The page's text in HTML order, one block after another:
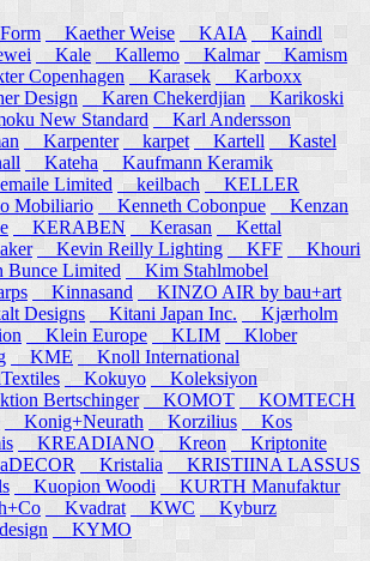
Kaether Weise KAIA
Kaindl
Kale Kallemo Kalmar
Kamism
Copenhagen
Karasek
Karboxx
Design
Karen Chekerdjian
Karikoski
New Standard
Karl Andersson
Karpenter karpet Kartell
Kastel
Kateha
Kaufmann Keramik
Limited keilbach
KELLER
Mobiliario
Kenneth Cobonpue
Kenzan
KERABEN Kerasan
Kettal
Kevin Reilly Lighting KFF
Khouri
Bunce Limited
Kim Stahlmobel
Kinnasand
KINZO AIR by bau+art
Designs
Kitani Japan Inc.
Kjærholm
Klein Europe KLIM
Klober
KME
Knoll International
Kokuyo
Koleksiyon
Bertschinger KOMOT
KOMTECH
Konig+Neurath Korzilius
Kos
KREADIANO Kreon
Kriptonite
Kristalia
KRISTIINA LASSUS
Kuopion Woodi
KURTH Manufaktur
Kvadrat KWC
Kyburz
KYMO